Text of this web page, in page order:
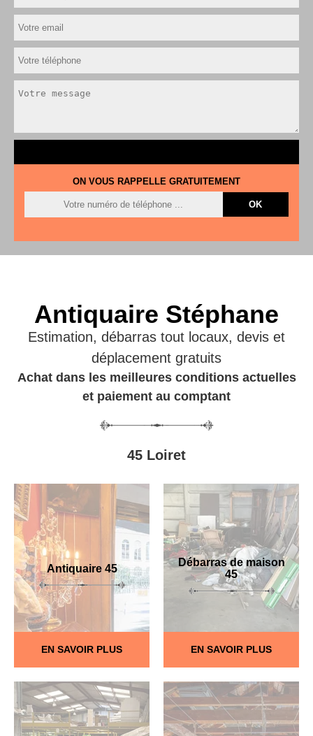
ON VOUS RAPPELLE GRATUITEMENT
Antiquaire Stéphane
Estimation, débarras tout locaux, devis et
déplacement gratuits
Achat dans les meilleures conditions actuelles
et paiement au comptant
45 Loiret
Antiquaire 45
EN SAVOIR PLUS
Débarras de maison
45
EN SAVOIR PLUS